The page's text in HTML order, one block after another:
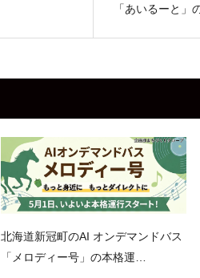
「あいるーと」
北海道新冠町のAI オンデマンドバス
「メロディー号」の本格運…